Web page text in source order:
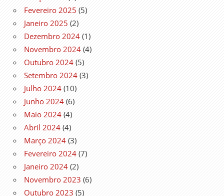
Fevereiro 2025 (5)
Janeiro 2025 (2)
Dezembro 2024 (1)
Novembro 2024 (4)
Outubro 2024 (5)
Setembro 2024 (3)
Julho 2024 (10)
Junho 2024 (6)
Maio 2024 (4)
Abril 2024 (4)
Março 2024 (3)
Fevereiro 2024 (7)
Janeiro 2024 (2)
Novembro 2023 (6)
Outubro 2023 (5)